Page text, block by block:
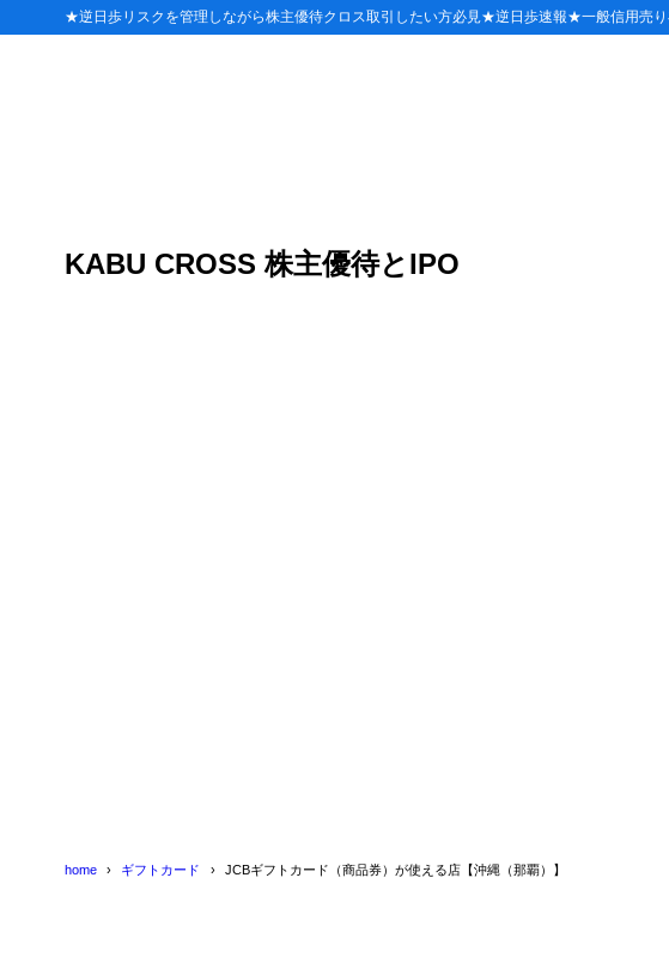
★逆日歩リスクを管理しながら株主優待クロス取引したい方必見★逆日歩速報★一般信用売
KABU CROSS 株主優待とIPO
home ギフトカード JCBギフトカード（商品券）が使える店【沖縄（那覇）】
JCBギフトカードが使える店【
1.2